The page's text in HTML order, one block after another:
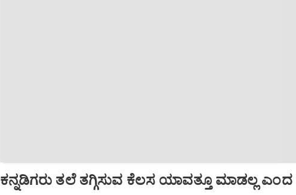
ಕನ್ನಡಿಗರು ತಲೆ ತಗ್ಗಿಸುವ ಕೆಲಸ ಯಾವತ್ತೂ ಮಾಡಲ್ಲ